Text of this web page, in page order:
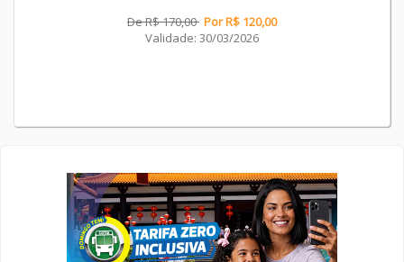
De R$ 170,00 Por R$ 120,00
Validade: 30/03/2026